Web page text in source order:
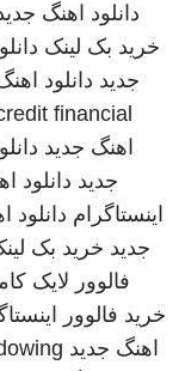
دانلود اهنگ
خرید بک لینک
جدید دانلود
financial
اهنگ جدید
جدید دانلود
اینستاگرام دانلود
جدید خرید بک
فالوور لایک
خرید فالوور
اهنگ جدید